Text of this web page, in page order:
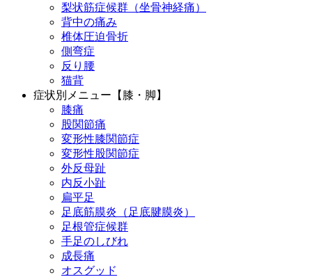
梨状筋症候群（坐骨神経痛）
背中の痛み
椎体圧迫骨折
側弯症
反り腰
猫背
症状別メニュー【膝・脚】
膝痛
股関節痛
変形性膝関節症
変形性股関節症
外反母趾
内反小趾
扁平足
足底筋膜炎（足底腱膜炎）
足根管症候群
手足のしびれ
成長痛
オスグッド